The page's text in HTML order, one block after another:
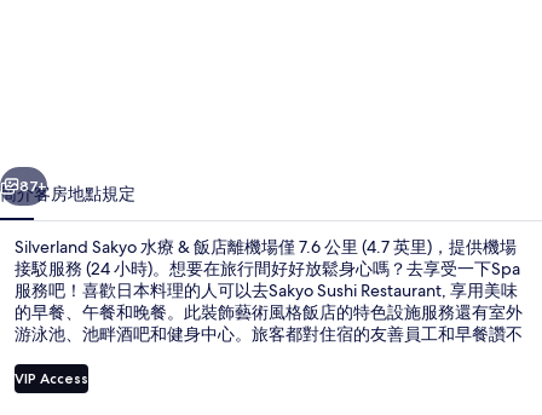
的
相
片
集
個 下一個
87+
簡介客房地點規定
Silverland Sakyo 水療 & 飯店離機場僅 7.6 公里 (4.7 英里)，提供機場
接駁服務 (24 小時)。想要在旅行間好好放鬆身心嗎？去享受一下Spa
服務吧！喜歡日本料理的人可以去Sakyo Sushi Restaurant, 享用美味
的早餐、午餐和晚餐。此裝飾藝術風格飯店的特色設施服務還有室外
游泳池、池畔酒吧和健身中心。旅客都對住宿的友善員工和早餐讚不
鐵歌劇院站也只要 11 分鐘。
VIP Access